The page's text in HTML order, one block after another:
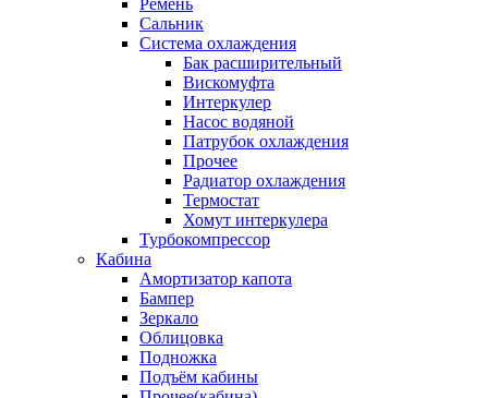
Ремень
Сальник
Система охлаждения
Бак расширительный
Вискомуфта
Интеркулер
Насос водяной
Патрубок охлаждения
Прочее
Радиатор охлаждения
Термостат
Хомут интеркулера
Турбокомпрессор
Кабина
Амортизатор капота
Бампер
Зеркало
Облицовка
Подножка
Подъём кабины